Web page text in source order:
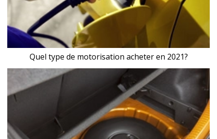
Quel type de motorisation acheter en 2021?